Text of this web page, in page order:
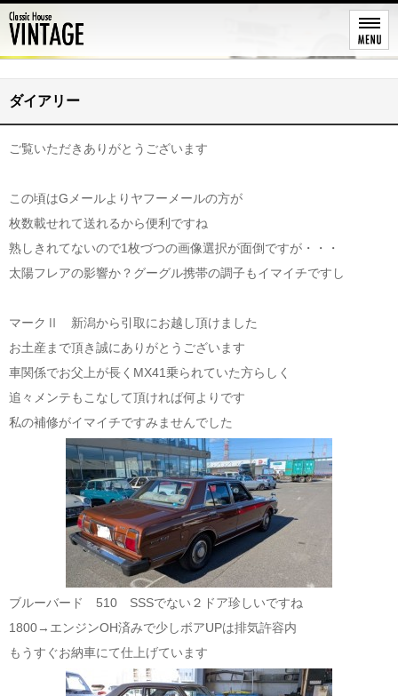
レストア
ダイアリー
ご覧いただきありがとうございます
この頃はGメールよりヤフーメールの方が
枚数載せれて送れるから便利ですね
熟しきれてないので1枚づつの画像選択が面倒ですが・・・
太陽フレアの影響か？グーグル携帯の調子もイマイチですし
マークⅡ 新潟から引取にお越し頂けました
お土産まで頂き誠にありがとうございます
車関係でお父上が長くMX41乗られていた方らしく
追々メンテもこなして頂ければ何よりです
私の補修がイマイチですみませんでした
ブルーバード 510 SSSでない２ドア珍しいですね
1800→エンジンOH済みで少しボアUPは排気許容内
もうすぐお納車にて仕上げています